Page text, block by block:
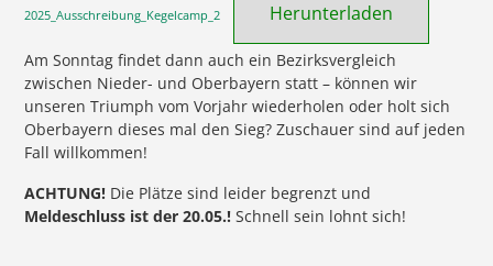
2025_Ausschreibung_Kegelcamp_2 Herunterladen
Am Sonntag findet dann auch ein Bezirksvergleich
zwischen Nieder- und Oberbayern statt – können wir
unseren Triumph vom Vorjahr wiederholen oder holt sich
Oberbayern dieses mal den Sieg? Zuschauer sind auf jeden
Fall willkommen!
ACHTUNG! Die Plätze sind leider begrenzt und
Meldeschluss ist der 20.05.!Schnell sein lohnt sich!